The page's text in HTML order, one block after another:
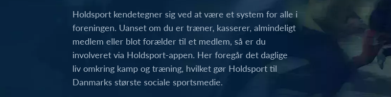
Holdsport kendetegner sig ved at være et system for alle i
foreningen. Uanset om du er træner, kasserer, almindeligt
medlem eller blot forælder til et medlem, så er du
involveret via Holdsport-appen. Her foregår det daglige
liv omkring kamp og træning, hvilket gør Holdsport til
Danmarks største sociale sportsmedie.